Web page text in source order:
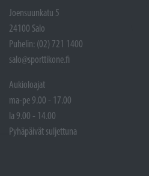
Joensuunkatu 5
24100 Salo
Puhelin: (02) 721 1400
salo@sporttikone.fi
Aukioloajat
ma-pe 9.00 - 17.00
la 9.00 - 14.00
Pyhäpäivät suljettuna